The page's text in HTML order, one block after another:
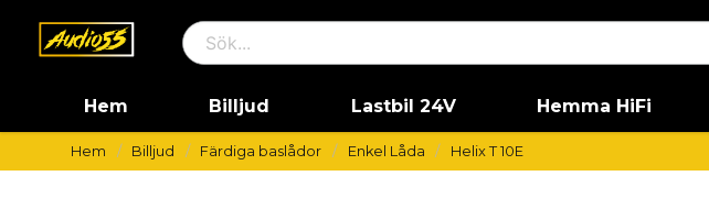
Hem Billjud Lastbil 24V Hemma HiFi
Hem Billjud Färdiga baslådor Enkel Låda Helix T 10E